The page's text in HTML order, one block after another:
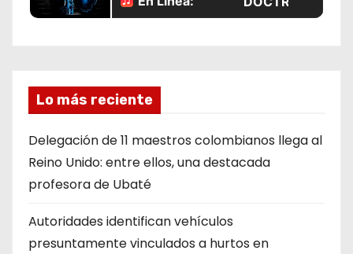
Lo más reciente
Delegación de 11 maestros colombianos llega al
Reino Unido: entre ellos, una destacada
profesora de Ubaté
Autoridades identifican vehículos
presuntamente vinculados a hurtos en